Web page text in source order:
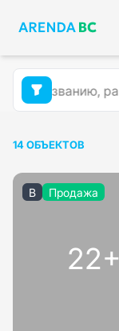
14 ОБЪЕКТОВ
B Продажа
22+